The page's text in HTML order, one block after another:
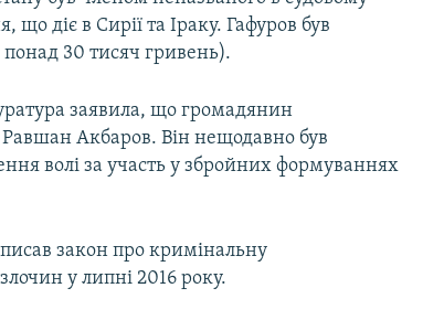
що діє в Сирії та Іраку. Гафуров був
30 тисяч гривень).
заявила, що громадянин
Акбаров. Він нещодавно був
волі за участь у збройних формуваннях
закон про кримінальну
у липні 2016 року.